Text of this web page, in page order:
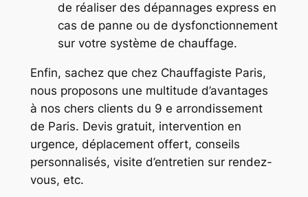
de réaliser des dépannages express en
cas de panne ou de dysfonctionnement
sur votre système de chauffage.
Enfin, sachez que chez Chauffagiste Paris,
nous proposons une multitude d’avantages
à nos chers clients du 9 e arrondissement
de Paris. Devis gratuit, intervention en
urgence, déplacement offert, conseils
personnalisés, visite d’entretien sur rendez-
vous, etc.